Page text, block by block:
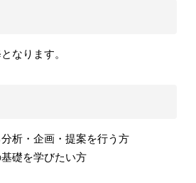
なります。
析・企画・提案を行う方
礎を学びたい方